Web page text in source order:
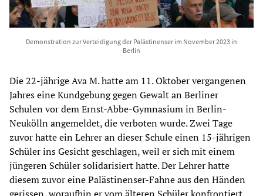
Demonstration zur Verteidigung der Palästinenser im November 2023 in
Berlin
Die 22-jährige Ava M. hatte am 11. Oktober vergangenen
Jahres eine Kundgebung gegen Gewalt an Berliner
Schulen vor dem Ernst-Abbe-Gymnasium in Berlin-
Neukölln angemeldet, die verboten wurde. Zwei Tage
zuvor hatte ein Lehrer an dieser Schule einen 15-jährigen
Schüler ins Gesicht geschlagen, weil er sich mit einem
jüngeren Schüler solidarisiert hatte. Der Lehrer hatte
diesem zuvor eine Palästinenser-Fahne aus den Händen
gerissen, woraufhin er vom älteren Schüler konfrontiert